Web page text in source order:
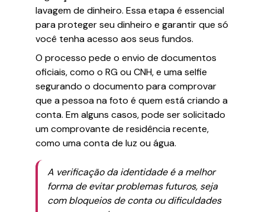
lavagem de dinheiro. Essa etapa é essencial
para proteger seu dinheiro e garantir que só
você tenha acesso aos seus fundos.
O processo pede o envio de documentos
oficiais, como o RG ou CNH, e uma selfie
segurando o documento para comprovar
que a pessoa na foto é quem está criando a
conta. Em alguns casos, pode ser solicitado
um comprovante de residência recente,
como uma conta de luz ou água.
A verificação da identidade é a melhor
forma de evitar problemas futuros, seja
com bloqueios de conta ou dificuldades